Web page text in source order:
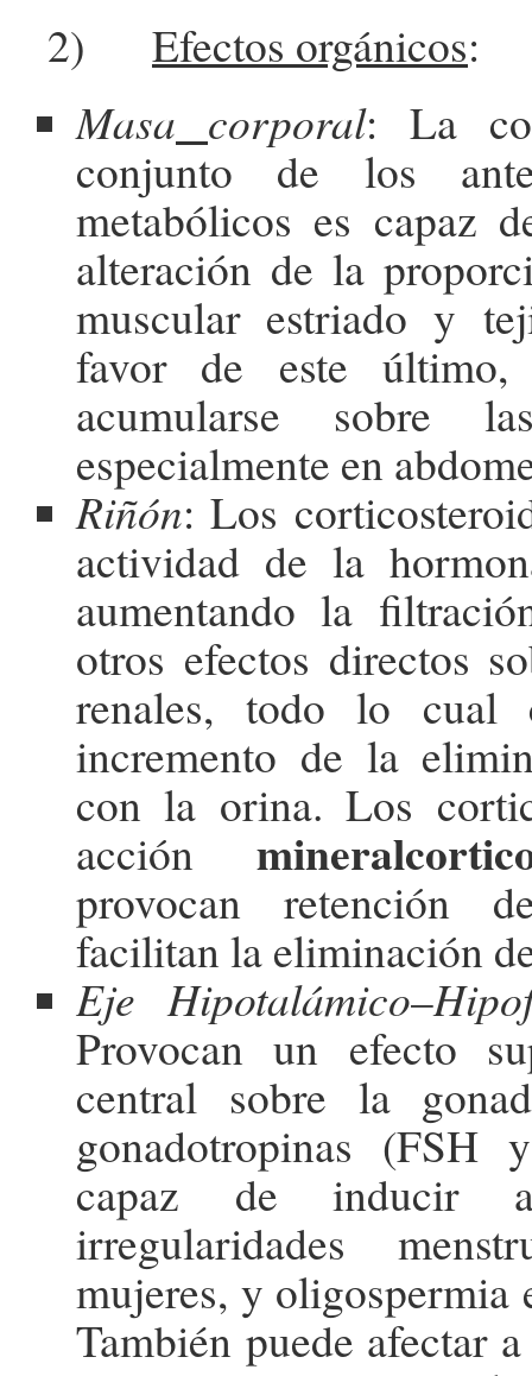
2) Efectos orgánicos:
Masa corporal: La
conjunto de los
metabólicos es capaz
alteración de la
muscular estriado y
favor de este
acumularse sobre
especialmente en
Riñón: Los
actividad de la
aumentando la
otros efectos directos
renales, todo lo cual
incremento de la
con la orina. Los
acción
provocan retención
facilitan la eliminación
Eje Hipotalámico–
Provocan un efecto
central sobre la
gonadotropinas
capaz de inducir
irregularidades
mujeres, y oligospermia
También puede afectar